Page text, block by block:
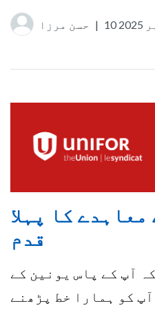
حسن مرزا |
کا پہلا
قدم
آپ کے پاس یونین کے
کو ہمارا خط پڑھنے